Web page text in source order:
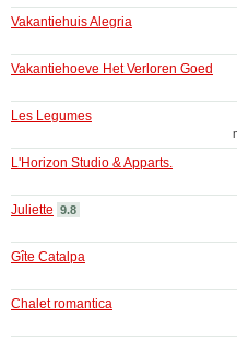
Vakantiehuis Alegria
Vakantiehoeve Het Verloren Goed
Les Legumes
L'Horizon Studio & Apparts.
Juliette 9.8
Gîte Catalpa
Chalet romantica